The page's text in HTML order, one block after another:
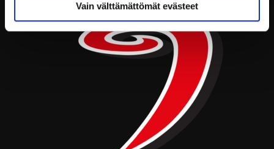
Vain välttämättömät evästeet